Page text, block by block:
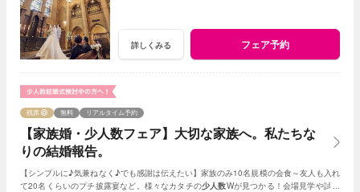
詳しくみる フェア予約
【家族婚・少人数フェア】大切な家族へ。私たちな
りの結婚報告。
残席 無料 リアルタイム予約
【シンプルに♪気兼ねなく♪でも感謝は伝えたい】家族のみ10名規模の会食～友人も入れ
て20名くらいのプチ披露宴など。様々なカタチの少人数Wが見つかる！会場見学や試食